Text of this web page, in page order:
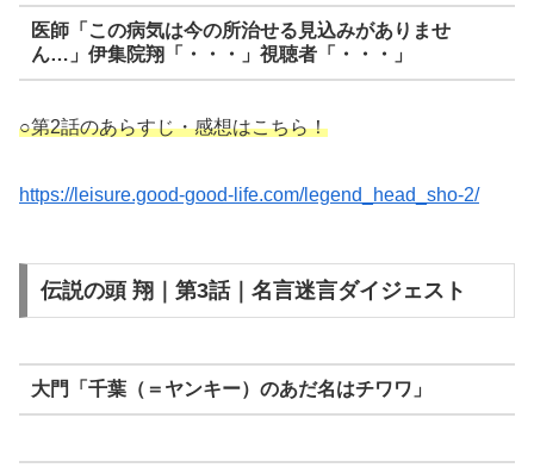
医師「この病気は今の所治せる見込みがありませ
ん…」伊集院翔「・・・」視聴者「・・・」
○第2話のあらすじ・感想はこちら！
https://leisure.good-good-life.com/legend_head_sho-2/
伝説の頭 翔｜第3話｜名言迷言ダイジェスト
大門「千葉（＝ヤンキー）のあだ名はチワワ」